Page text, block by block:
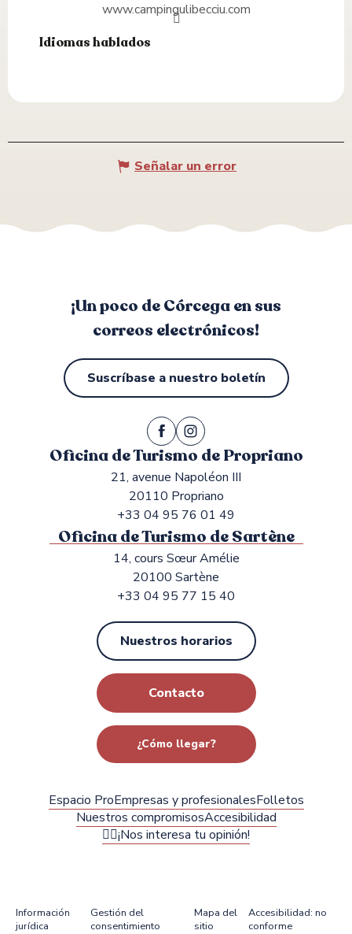
www.campingulibecciu.com
Idiomas hablados
Idiomas hablados
Señalar un error
¡Un poco de Córcega en sus
correos electrónicos!
Suscríbase a nuestro boletín
Oficina de Turismo de Propriano
21, avenue Napoléon III
20110 Propriano
+33 04 95 76 01 49
Oficina de Turismo de Sartène
14, cours Sœur Amélie
20100 Sartène
+33 04 95 77 15 40
Nuestros horarios
Contacto
¿Cómo llegar?
Espacio ProEmpresas y profesionalesFolletos
Nuestros compromisosAccesibilidad
✍🏻¡Nos interesa tu opinión!
Información
jurídica
Gestión del
consentimiento
Mapa del
sitio
Accesibilidad: no
conforme